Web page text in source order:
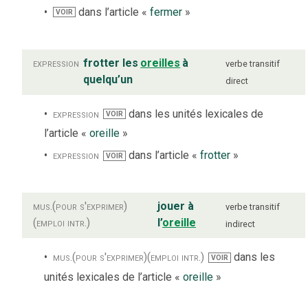
VOIR dans l’article «fermer »
expression frotter les oreilles à
quelqu’un
verbe transitif
direct
expression VOIR
dans les unités lexicales de
l’article « oreille »
expression
VOIR dans l’article « frotter»
mus.(pour s'exprimer)
(emploi intr.)
jouer à
l’oreille
verbe transitif
indirect
mus.(pour s'exprimer)(emploi intr.) VOIR
dans les
unités lexicales de l’article « oreille »